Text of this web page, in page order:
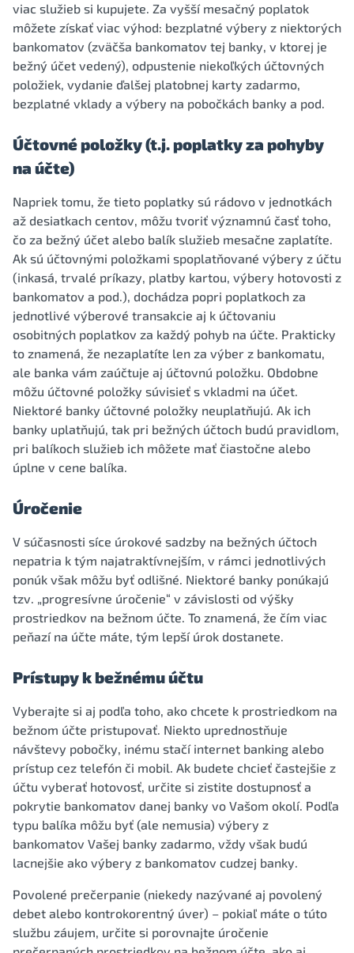
viac služieb si kupujete. Za vyšší mesačný poplatok
môžete získať viac výhod: bezplatné výbery z niektorých
bankomatov (zväčša bankomatov tej banky, v ktorej je
bežný účet vedený), odpustenie niekoľkých účtovných
položiek, vydanie ďalšej platobnej karty zadarmo,
bezplatné vklady a výbery na pobočkách banky a pod.
Účtovné položky (t.j. poplatky za pohyby
na účte)
Napriek tomu, že tieto poplatky sú rádovo v jednotkách
až desiatkach centov, môžu tvoriť významnú časť toho,
čo za bežný účet alebo balík služieb mesačne zaplatíte.
Ak sú účtovnými položkami spoplatňované výbery z účtu
(inkasá, trvalé príkazy, platby kartou, výbery hotovosti z
bankomatov a pod.), dochádza popri poplatkoch za
jednotlivé výberové transakcie aj k účtovaniu
osobitných poplatkov za každý pohyb na účte. Prakticky
to znamená, že nezaplatíte len za výber z bankomatu,
ale banka vám zaúčtuje aj účtovnú položku. Obdobne
môžu účtovné položky súvisieť s vkladmi na účet.
Niektoré banky účtovné položky neuplatňujú. Ak ich
banky uplatňujú, tak pri bežných účtoch budú pravidlom,
pri balíkoch služieb ich môžete mať čiastočne alebo
úplne v cene balíka.
Úročenie
V súčasnosti síce úrokové sadzby na bežných účtoch
nepatria k tým najatraktívnejším, v rámci jednotlivých
ponúk však môžu byť odlišné. Niektoré banky ponúkajú
tzv. „progresívne úročenie“ v závislosti od výšky
prostriedkov na bežnom účte. To znamená, že čím viac
peňazí na účte máte, tým lepší úrok dostanete.
Prístupy k bežnému účtu
Vyberajte si aj podľa toho, ako chcete k prostriedkom na
bežnom účte pristupovať. Niekto uprednostňuje
návštevy pobočky, inému stačí internet banking alebo
prístup cez telefón či mobil. Ak budete chcieť častejšie z
účtu vyberať hotovosť, určite si zistite dostupnosť a
pokrytie bankomatov danej banky vo Vašom okolí. Podľa
typu balíka môžu byť (ale nemusia) výbery z
bankomatov Vašej banky zadarmo, vždy však budú
lacnejšie ako výbery z bankomatov cudzej banky.
Povolené prečerpanie (niekedy nazývané aj povolený
debet alebo kontrokorentný úver) – pokiaľ máte o túto
službu záujem, určite si porovnajte úročenie